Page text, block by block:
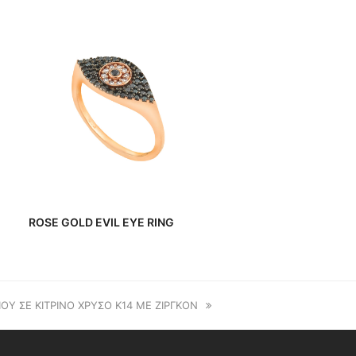
ROSE GOLD EVIL EYE RING
ΣΕ ΚΙΤΡΙΝΟ ΧΡΥΣΟ Κ14 ΜΕ ΖΙΡΓΚΟΝ